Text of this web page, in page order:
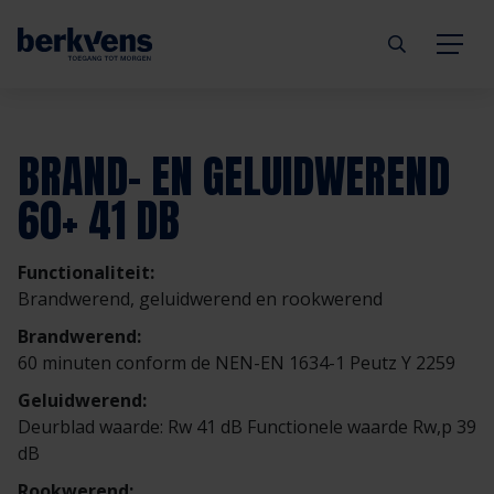
Deuren
Kozijnen
Hang- & sluitwerk
Diensten
Technische documentatie
Eengezinswoning
Meergezinswoning
Utiliteitsgebouw
Prefab woning
Aannemer
Architect
Projectontwikkelaar
Handelspartner
Inbraakwerend
Brandwerend
Geluidwerend
Rookwerend
Duurzaamheid
mijndeur.nl
Webshop
Inspiratie
Verkooppunten
Veelgestelde vragen
Blog
Organisatie
Duurzaamheid
GND Garantiedeuren
Werken bij Berkvens
BRAND- EN GELUIDWEREND
60+ 41 DB
Functionaliteit:
Brandwerend, geluidwerend en rookwerend
Brandwerend:
60 minuten conform de NEN-EN 1634-1 Peutz Y 2259
Geluidwerend:
Deurblad waarde: Rw 41 dB Functionele waarde Rw,p 39
dB